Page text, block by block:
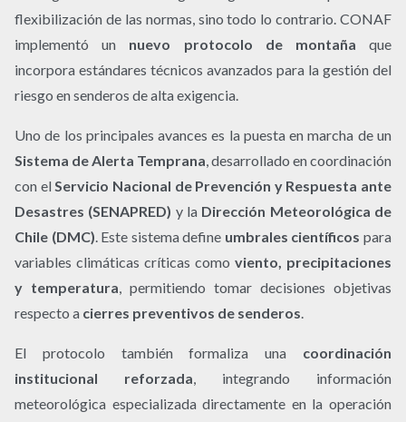
flexibilización de las normas, sino todo lo contrario. CONAF
implementó un nuevo protocolo de montaña que
incorpora estándares técnicos avanzados para la gestión del
riesgo en senderos de alta exigencia.
Uno de los principales avances es la puesta en marcha de un
Sistema de Alerta Temprana , desarrollado en coordinación
con el Servicio Nacional de Prevención y Respuesta ante
Desastres (SENAPRED) y la Dirección Meteorológica de
Chile (DMC) . Este sistema define umbrales científicos para
variables climáticas críticas como viento, precipitaciones
y temperatura , permitiendo tomar decisiones objetivas
respecto a cierres preventivos de senderos
El protocolo también formaliza una coordinación
institucional reforzada , integrando información
meteorológica especializada directamente en la operación